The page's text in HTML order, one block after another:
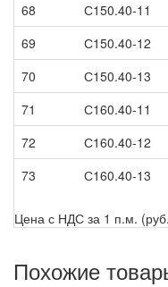
68
С150.40-11
69
С150.40-12
70
С150.40-13
71
С160.40-11
72
С160.40-12
73
С160.40-13
Цена с НДС за 1 п.м.
Похожие